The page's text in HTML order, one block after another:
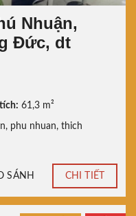
Nhuận,
Đức, dt
61,3 m²
, phu nhuan, thich
SÁNH CHI TIẾT